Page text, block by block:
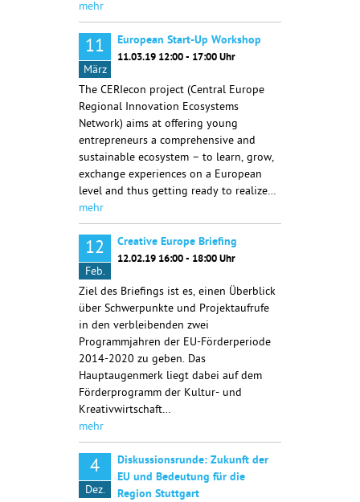
mehr
11
März
European Start-Up Workshop
11.03.19 12:00 - 17:00 Uhr
The CERIecon project (Central Europe
Regional Innovation Ecosystems
Network) aims at offering young
entrepreneurs a comprehensive and
sustainable ecosystem – to learn, grow,
exchange experiences on a European
level and thus getting ready to realize…
mehr
12
Feb.
Creative Europe Briefing
12.02.19 16:00 - 18:00 Uhr
Ziel des Briefings ist es, einen Überblick
über Schwerpunkte und Projektaufrufe
in den verbleibenden zwei
Programmjahren der EU-Förderperiode
2014-2020 zu geben. Das
Hauptaugenmerk liegt dabei auf dem
Förderprogramm der Kultur- und
Kreativwirtschaft…
mehr
4
Dez.
Diskussionsrunde: Zukunft der
EU und Bedeutung für die
Region Stuttgart